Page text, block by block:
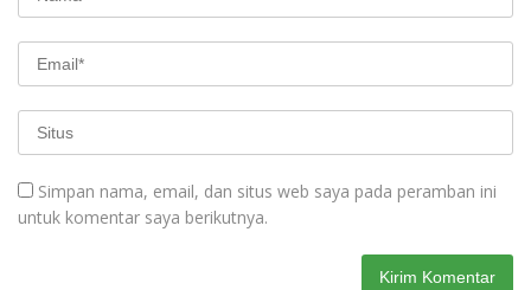
Simpan nama, email, dan situs web saya pada peramban ini
untuk komentar saya berikutnya.